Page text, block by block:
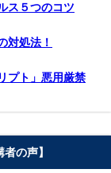
ス５つのコツ
対処法！
プト」悪用厳禁
の声】